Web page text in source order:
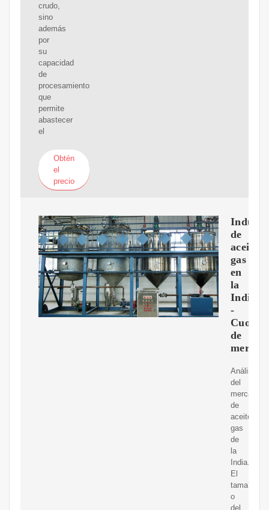
crudo,
sino
además
por
su
capacidad
de
procesamiento
que
permite
abastecer
el
Obtén
el
precio
de
aceitey
gas
en
la
India
-
Cuota
de
Análisis
del
mercado
de
aceitey
gas
de
la
India.
El
tama?
o
del